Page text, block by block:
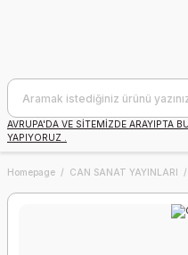
AVRUPA'DA VE SİTEMİZDE ARAYIPTA
YAPIYORUZ .
Homepage CAN SANAT YAYINLARI